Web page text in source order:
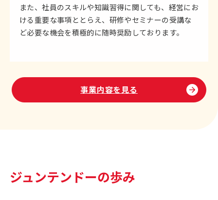
また、社員のスキルや知識習得に関しても、経営にお
ける重要な事項ととらえ、研修やセミナーの受講な
ど必要な機会を積極的に随時奨励しております。
事業内容を見る
ジュンテンドーの歩み